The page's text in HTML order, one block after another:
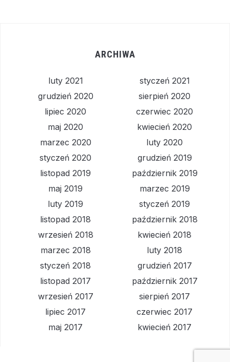
ARCHIWA
luty 2021
styczeń 2021
grudzień 2020
sierpień 2020
lipiec 2020
czerwiec 2020
maj 2020
kwiecień 2020
marzec 2020
luty 2020
styczeń 2020
grudzień 2019
listopad 2019
październik 2019
maj 2019
marzec 2019
luty 2019
styczeń 2019
listopad 2018
październik 2018
wrzesień 2018
kwiecień 2018
marzec 2018
luty 2018
styczeń 2018
grudzień 2017
listopad 2017
październik 2017
wrzesień 2017
sierpień 2017
lipiec 2017
czerwiec 2017
maj 2017
kwiecień 2017